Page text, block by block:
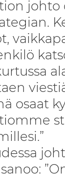
johto
osaat